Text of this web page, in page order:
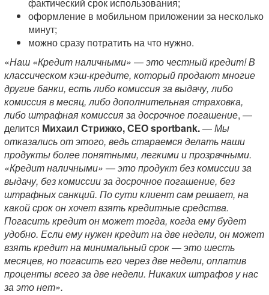
оформление в мобильном приложении за несколько
минут;
можно сразу потратить на что нужно.
«Наш «Кредит наличными» —это честный кредит! В
классическом кэш-кредите, который продают многие
другие банки, есть либо комиссия за выдачу, либо
комиссия в месяц, либо дополнительная страховка,
либо штрафная комиссия за досрочное погашение, —
делится Михаил Стрижко, СЕО sportbank.—Мы
отказались от этого, ведь стараемся делать наши
продукты более понятными, легкими и прозрачными.
«Кредит наличными» —это продукт без комиссии за
выдачу, без комиссии за досрочное погашение, без
штрафных санкций. По сути клиент сам решает, на
какой срок он хочет взять кредитные средства.
Погасить кредит он может тогда, когда ему будет
удобно. Если ему нужен кредит на две недели, он может
взять кредит на минимальный срок—это шесть
месяцев, но погасить его через две недели, оплатив
проценты всего за две недели. Никаких штрафов у нас
за это нет».